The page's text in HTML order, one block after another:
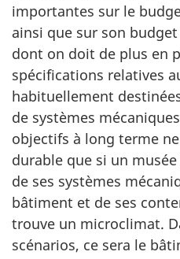
importantes sur le
ainsi que sur son
dont on doit de plus en
spécifications relatives
habituellement
de systèmes
objectifs à long terme
durable que si un
de ses systèmes
bâtiment et de ses
trouve un microclimat.
scénarios, ce sera le